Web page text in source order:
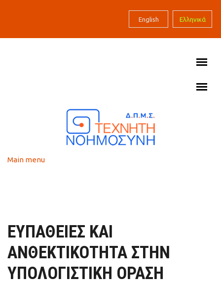
English Ελληνικά
Main menu
ΕΥΠΆΘΕΙΕΣ ΚΑΙ
ΑΝΘΕΚΤΙΚΌΤΗΤΑ ΣΤΗΝ
ΥΠΟΛΟΓΙΣΤΙΚΉ ΌΡΑΣΗ